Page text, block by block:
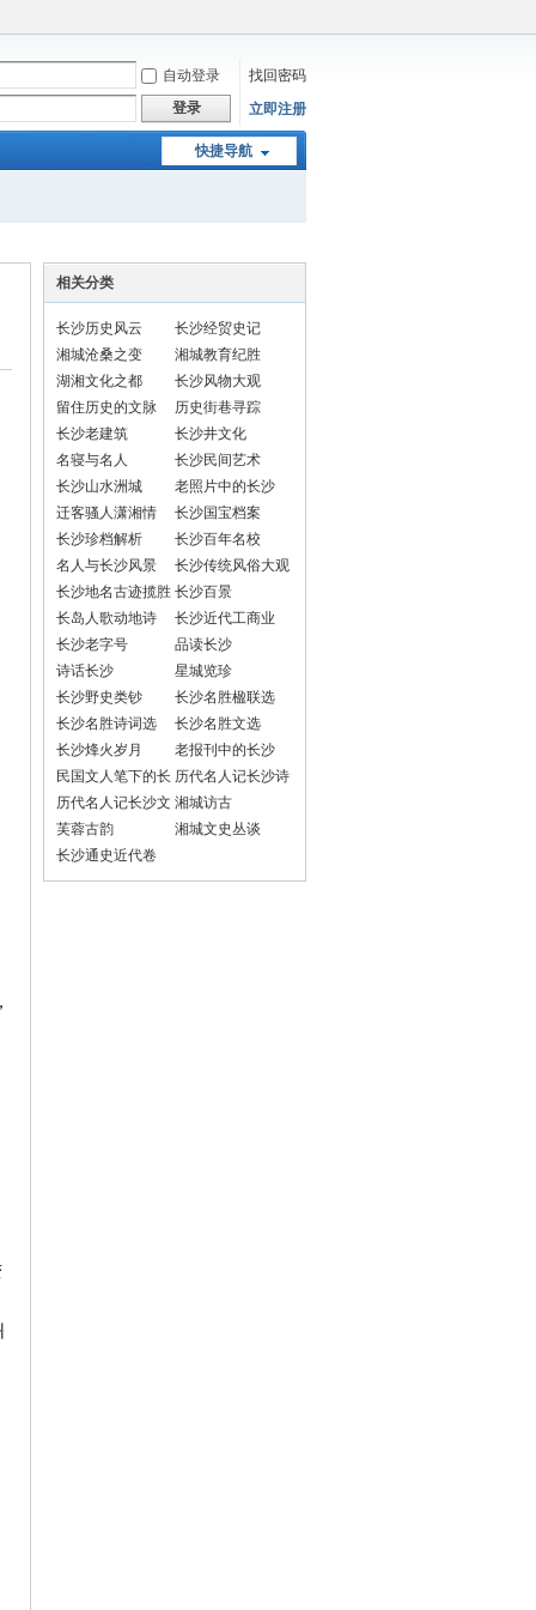
自动登录
找回密码
登录
立即注册
快捷导航
相关分类
长沙历史风云
长沙经贸史记
湘城沧桑之变
湘城教育纪胜
湖湘文化之都
长沙风物大观
留住历史的文脉
历史街巷寻踪
长沙老建筑
长沙井文化
名寝与名人
长沙民间艺术
长沙山水洲城
老照片中的长沙
迁客骚人潇湘情
长沙国宝档案
长沙珍档解析
长沙百年名校
名人与长沙风景
长沙传统风俗大观
长沙地名古迹揽胜 长沙百景
长岛人歌动地诗
长沙近代工商业
长沙老字号
品读长沙
诗话长沙
星城览珍
长沙野史类钞
长沙名胜楹联选
长沙名胜诗词选
长沙名胜文选
长沙烽火岁月
老报刊中的长沙
民国文人笔下的长
沙
历代名人记长沙诗
词选
历代名人记长沙文
选
湘城访古
芙蓉古韵
湘城文史丛谈
长沙通史近代卷